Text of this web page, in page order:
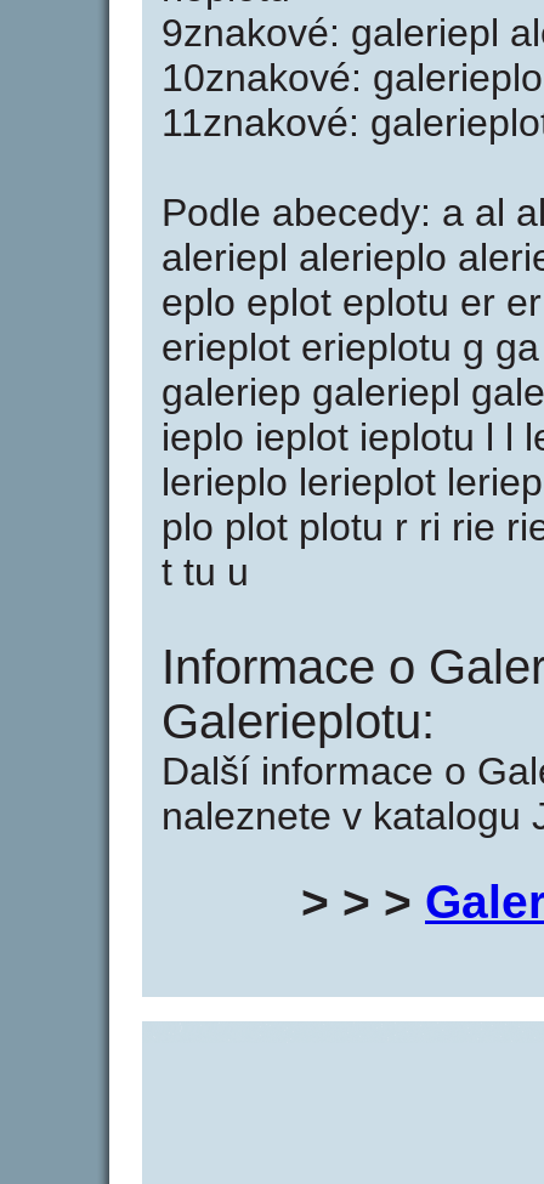
9znakové: galeriepl
10znakové:
11znakové:
Podle abecedy: a al
aleriepl alerieplo
eplo eplot eplotu er
erieplot erieplotu g
galeriep galeriepl
ieplo ieplot ieplotu l l
lerieplo lerieplot
plo plot plotu r ri rie
t tu u
Informace o
Galerieplotu:
Další informace o
naleznete v katalogu
> > >